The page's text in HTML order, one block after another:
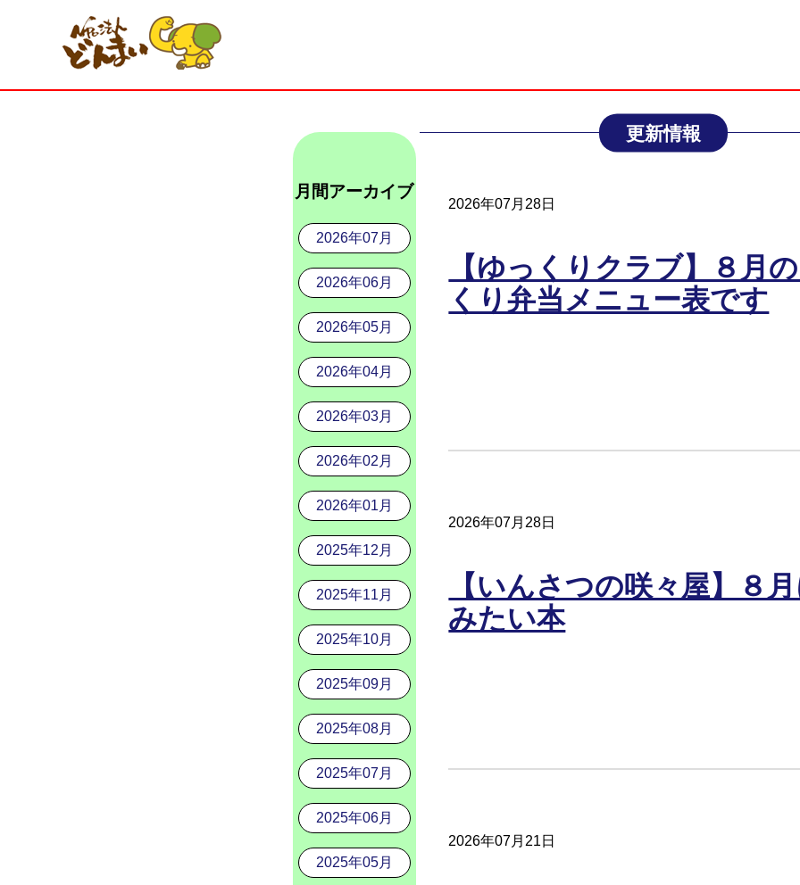
月間アーカイブ
2026年07月
2026年06月
2026年05月
2026年04月
2026年03月
2026年02月
2026年01月
2025年12月
2025年11月
2025年10月
2025年09月
2025年08月
2025年07月
2025年06月
2025年05月
更新情報
2026年07月28日
【ゆっくりクラブ】８月
くり弁当メニュー表です
2026年07月28日
【いんさつの咲々屋】８
みたい本
2026年07月21日